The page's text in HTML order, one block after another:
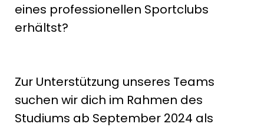
eines professionellen Sportclubs
erhältst?
Zur Unterstützung unseres Teams
suchen wir dich im Rahmen des
Studiums ab September 2024 als